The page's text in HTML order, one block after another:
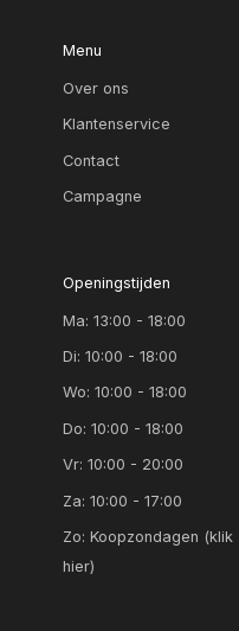
Menu
Over ons
Klantenservice
Contact
Campagne
Openingstijden
Ma: 13:00 - 18:00
Di: 10:00 - 18:00
Wo: 10:00 - 18:00
Do: 10:00 - 18:00
Vr: 10:00 - 20:00
Za: 10:00 - 17:00
Zo:Koopzondagen (klik
hier)